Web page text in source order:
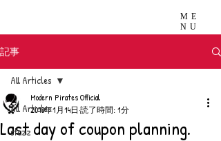
ME
NU
記事
All Articles
stazz
All Articles
Last day of coupon planning.
Modern Pirates Official
2018年1月14日 読了時間: 1分